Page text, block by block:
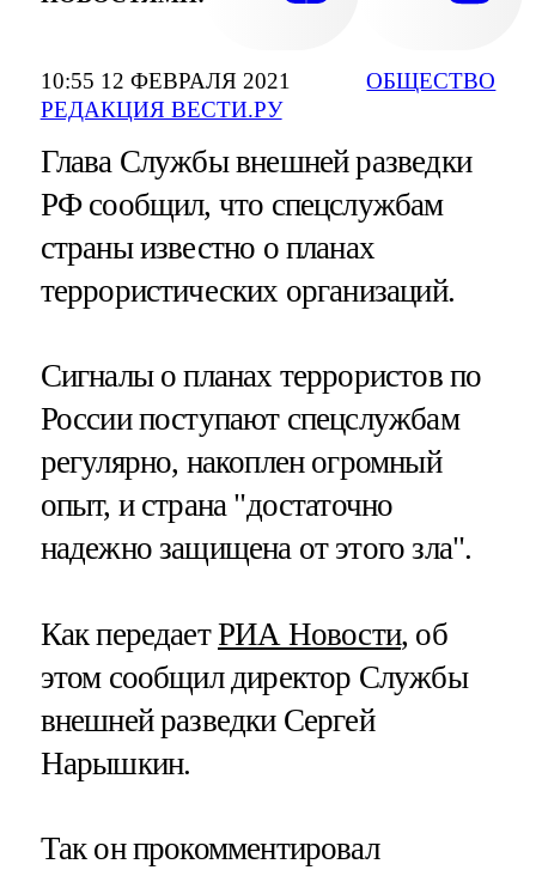
10:55 12 ФЕВРАЛЯ 2021
РЕДАКЦИЯ ВЕСТИ.РУ
ОБЩЕСТВО
Глава Службы внешней разведки
РФ сообщил, что спецслужбам
страны известно о планах
террористических организаций.
Сигналы о планах террористов по
России поступают спецслужбам
регулярно, накоплен огромный
опыт, и страна "достаточно
надежно защищена от этого зла".
Как передаетРИА Новости, об
этом сообщил директор Службы
внешней разведки Сергей
Нарышкин.
Так он прокомментировал